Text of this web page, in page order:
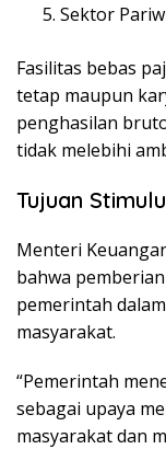
Sektor
Fasilitas bebas
tetap maupun
penghasilan
tidak melebihi
Tujuan
Menteri
bahwa
pemerintah
masyarakat.
“Pemerintah
sebagai upaya
masyarakat dan